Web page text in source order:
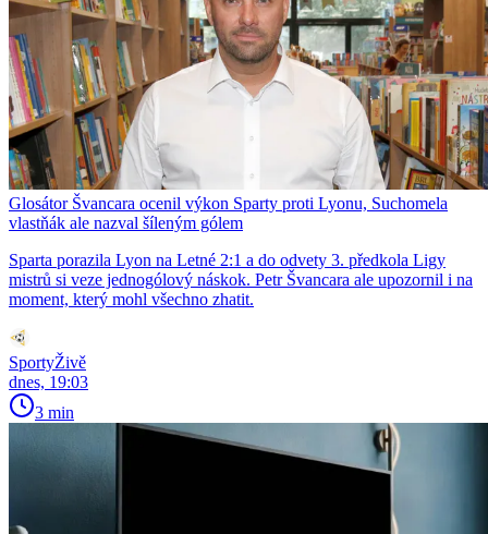
Glosátor Švancara ocenil výkon Sparty proti Lyonu, Suchomela
vlastňák ale nazval šíleným gólem
Sparta porazila Lyon na Letné 2:1 a do odvety 3. předkola Ligy
mistrů si veze jednogólový náskok. Petr Švancara ale upozornil i na
moment, který mohl všechno zhatit.
SportyŽivě
dnes, 19:03
3 min